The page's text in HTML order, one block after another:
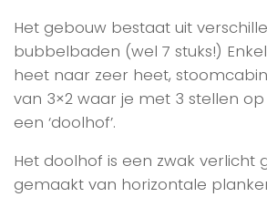
Het gebouw bestaat uit
bubbelbaden (wel 7 stuks!)
heet naar zeer heet,
van 3×2 waar je met 3 stellen
een ‘doolhof’.
Het doolhof is een zwak verlicht
gemaakt van horizontale